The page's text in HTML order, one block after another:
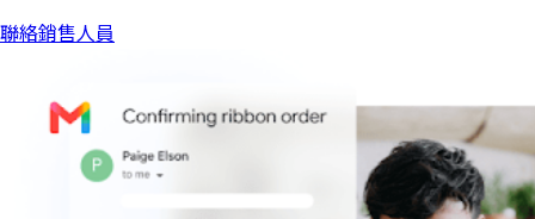
聯絡銷售人員